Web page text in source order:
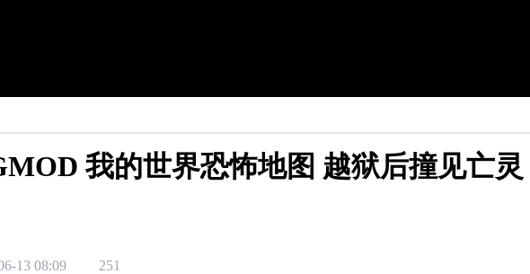
我的世界恐怖地图 越狱后撞见亡灵
13 08:09 251